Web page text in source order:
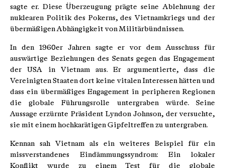
sagte er. Diese Überzeugung prägte seine Ablehnung der
nuklearen Politik des Pokerns, des Vietnamkriegs und der
übermäßigen Abhängigkeit von Militärbündnissen.
In den 1960er Jahren sagte er vor dem Ausschuss für
auswärtige Beziehungen des Senats gegen das Engagement
der USA in Vietnam aus. Er argumentierte, dass die
Vereinigten Staaten dort keine vitalen Interessen hätten und
dass ein übermäßiges Engagement in peripheren Regionen
die globale Führungsrolle untergraben würde. Seine
Aussage erzürnte Präsident Lyndon Johnson, der versuchte,
sie mit einem hochkarätigen Gipfeltreffen zu untergraben.
Kennan sah Vietnam als ein weiteres Beispiel für ein
missverstandenes Eindämmungssyndrom: Ein lokaler
Konflikt wurde zu einem Test für die globale